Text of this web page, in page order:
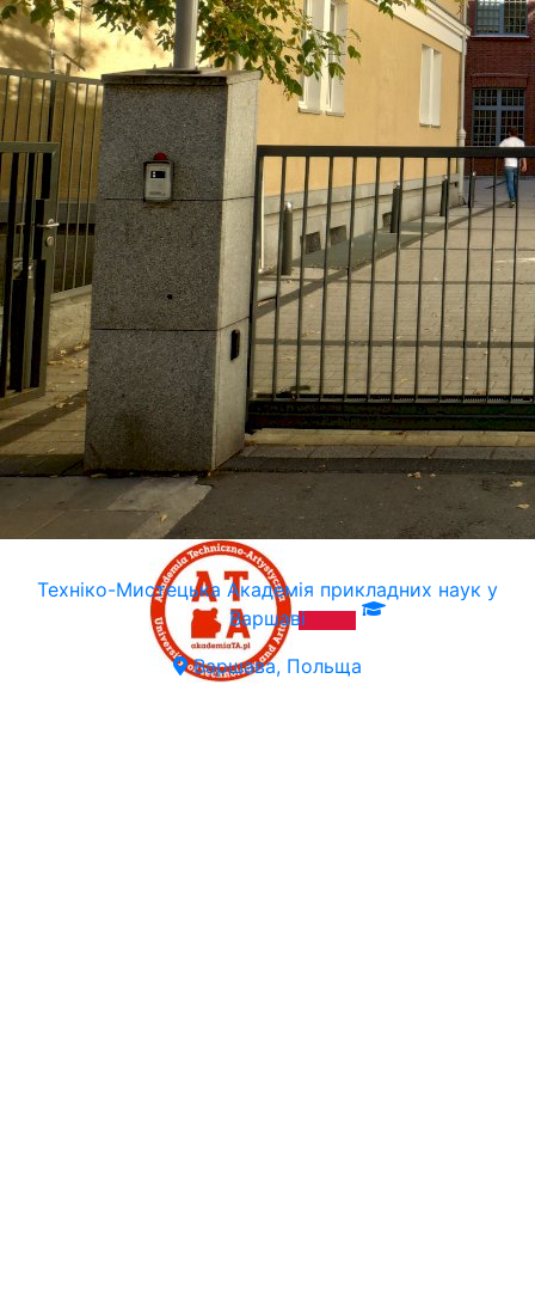
Гірничо-Металургійна Академія в Кракові (AGH)
Краків, Польща
Техніко-Мистецька Академія прикладних наук у
Варшаві
Варшава, Польща